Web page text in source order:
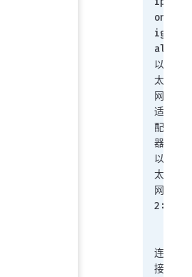
onf
ig/
all
以
太
网
适
配
器
以
太
网
2:
连
接